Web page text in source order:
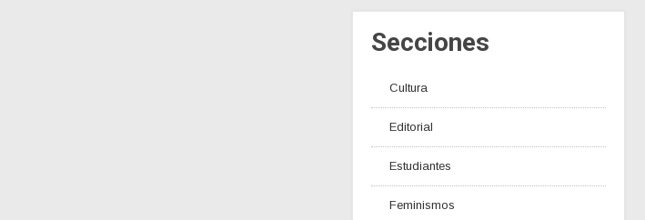
Secciones
Cultura
Editorial
Estudiantes
Feminismos